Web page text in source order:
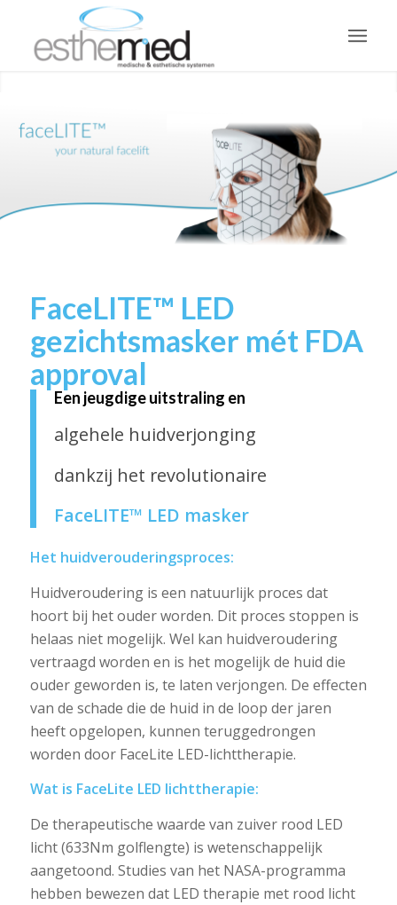
FaceLITE™ LED
gezichtsmasker mét FDA
approval
Een jeugdige uitstraling en
algehele huidverjonging
dankzij het revolutionaire
FaceLITE™ LED masker
Het huidverouderingsproces:
Huidveroudering is een natuurlijk proces dat
hoort bij het ouder worden. Dit proces stoppen is
helaas niet mogelijk. Wel kan huidveroudering
vertraagd worden en is het mogelijk de huid die
ouder geworden is, te laten verjongen. De effecten
van de schade die de huid in de loop der jaren
heeft opgelopen, kunnen teruggedrongen
worden door FaceLite LED-lichttherapie.
Wat is FaceLite LED lichttherapie:
De therapeutische waarde van zuiver rood LED
licht (633Nm golflengte) is wetenschappelijk
aangetoond. Studies van het NASA-programma
hebben bewezen dat LED therapie met rood licht